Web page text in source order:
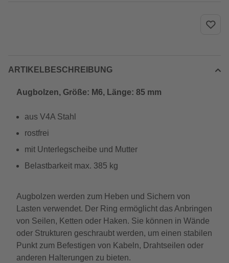
ARTIKELBESCHREIBUNG
Augbolzen, Größe: M6, Länge: 85 mm
aus V4A Stahl
rostfrei
mit Unterlegscheibe und Mutter
Belastbarkeit max. 385 kg
Augbolzen werden zum Heben und Sichern von
Lasten verwendet. Der Ring ermöglicht das Anbringen
von Seilen, Ketten oder Haken. Sie können in Wände
oder Strukturen geschraubt werden, um einen stabilen
Punkt zum Befestigen von Kabeln, Drahtseilen oder
anderen Halterungen zu bieten.